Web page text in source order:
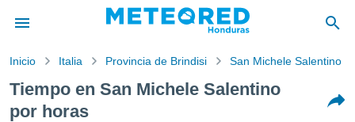
ha sido
para
Inicio Italia Provincia de Brindisi San Michele Salentino
Tiempo en San Michele Salentino
por horas